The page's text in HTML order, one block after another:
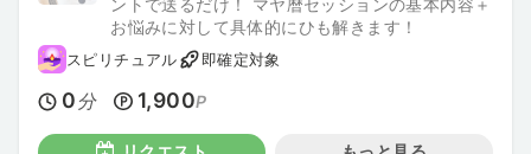
お悩みに対して具体的にひも解きます！
スピリチュアル 即確定対象
0 分 1,900P